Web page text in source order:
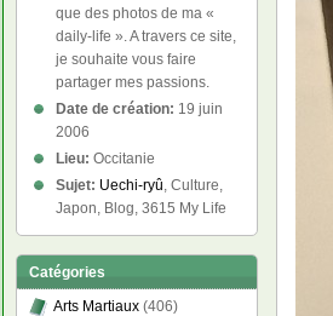
que des photos de ma «
daily-life ». A travers ce site,
je souhaite vous faire
partager mes passions.
Date de création: 19 juin
2006
Lieu: Occitanie
Sujet: Uechi-ryû, Culture,
Japon, Blog, 3615 My Life
Catégories
Arts Martiaux (406)